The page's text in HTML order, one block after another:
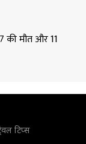
की मौत और 11
टिप्स